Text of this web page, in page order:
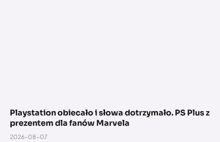
Playstation obiecało i słowa dotrzymało. PS Plus z
prezentem dla fanów Marvela
2026-08-07